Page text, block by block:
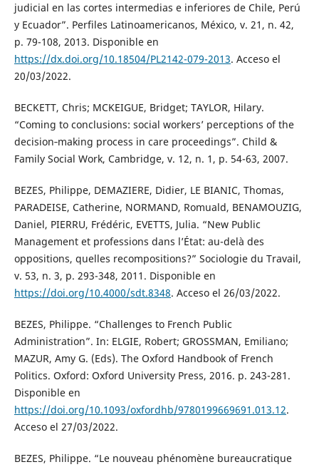
judicial en las cortes intermedias e inferiores de Chile, Perú
y Ecuador”. Perfiles Latinoamericanos, México, v. 21, n. 42,
p. 79-108, 2013. Disponible en
https://dx.doi.org/10.18504/PL2142-079-2013. Acceso el
20/03/2022.
BECKETT, Chris; MCKEIGUE, Bridget; TAYLOR, Hilary.
“Coming to conclusions: social workers’ perceptions of the
decision‐making process in care proceedings”. Child &
Family Social Work, Cambridge, v. 12, n. 1, p. 54-63, 2007.
BEZES, Philippe, DEMAZIERE, Didier, LE BIANIC, Thomas,
PARADEISE, Catherine, NORMAND, Romuald, BENAMOUZIG,
Daniel, PIERRU, Frédéric, EVETTS, Julia. “New Public
Management et professions dans l’État: au-delà des
oppositions, quelles recompositions?” Sociologie du Travail,
v. 53, n. 3, p. 293-348, 2011. Disponible en
https://doi.org/10.4000/sdt.8348. Acceso el 26/03/2022.
BEZES, Philippe. “Challenges to French Public
Administration”. In: ELGIE, Robert; GROSSMAN, Emiliano;
MAZUR, Amy G. (Eds). The Oxford Handbook of French
Politics. Oxford: Oxford University Press, 2016. p. 243-281.
Disponible en
https://doi.org/10.1093/oxfordhb/9780199669691.013.12.
Acceso el 27/03/2022.
BEZES, Philippe. “Le nouveau phénomène bureaucratique